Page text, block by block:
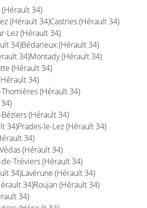
(Hérault 34)
(Hérault 34)Castries (Hérault 34)
Lez (Hérault 34)
34)Bédarieux (Hérault 34)
34)Montady (Hérault 34)
(Hérault 34)
34)
(Hérault 34)
(Hérault 34)
34)Prades-le-Lez (Hérault 34)
34)
(Hérault 34)
Tréviers (Hérault 34)
34)Lavérune (Hérault 34)
34)Roujan (Hérault 34)
34)